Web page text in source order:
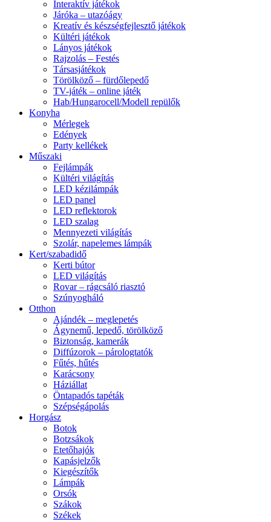
Interaktív játékok
Járóka – utazóágy
Kreatív és készségfejlesztő játékok
Kültéri játékok
Lányos játékok
Rajzolás – Festés
Társasjátékok
Törölköző – fürdőlepedő
TV-játék – online játék
Hab/Hungarocell/Modell repülők
Konyha
Mérlegek
Edények
Party kellékek
Műszaki
Fejlámpák
Kültéri világítás
LED kézilámpák
LED panel
LED reflektorok
LED szalag
Mennyezeti világítás
Szolár, napelemes lámpák
Kert/szabadidő
Kerti bútor
LED világítás
Rovar – rágcsáló riasztó
Szúnyogháló
Otthon
Ajándék – meglepetés
Ágynemű, lepedő, törölköző
Biztonság, kamerák
Diffúzorok – párologtatók
Fűtés, hűtés
Karácsony
Háziállat
Öntapadós tapéták
Szépségápolás
Horgász
Botok
Botzsákok
Etetőhajók
Kapásjelzők
Kiegészítők
Lámpák
Orsók
Szákok
Székek